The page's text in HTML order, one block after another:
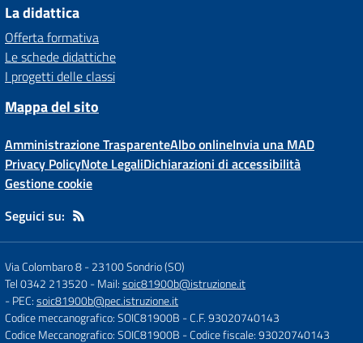
La didattica
Offerta formativa
Le schede didattiche
I progetti delle classi
Mappa del sito
Amministrazione TrasparenteAlbo onlineInvia una MAD
Privacy PolicyNote LegaliDichiarazioni di accessibilità
Gestione cookie
Seguici su:
Via Colombaro 8-23100 Sondrio (SO)
Tel 0342 213520- Mail:soic81900b@istruzione.it
- PEC:soic81900b@pec.istruzione.it
Codice meccanografico: SOIC81900B - C.F. 93020740143
Codice Meccanografico: SOIC81900B - Codice fiscale: 93020740143